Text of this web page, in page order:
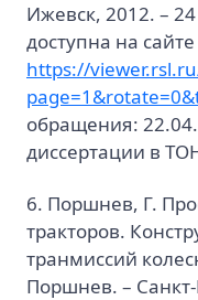
Ижевск, 2012. –
доступна на сайте
https://
обращения:
диссертации в
6. Поршнев, Г.
тракторов.
транмиссий
Поршнев. –